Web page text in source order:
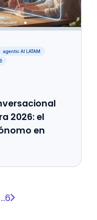
agentic AI LATAM
2026: el
en
...6 Página siguiente